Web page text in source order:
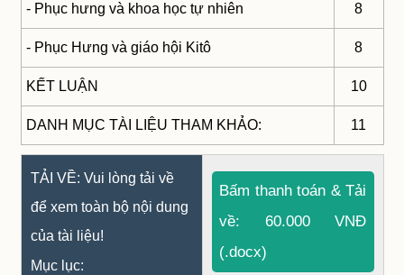
- Phục hưng và khoa học tự nhiên 8
- Phục Hưng và giáo hội Kitô 8
KẾT LUẬN 10
DANH MỤC TÀI LIỆU THAM KHẢO: 11
TẢI VỀ: Vui lòng tải về
để xem toàn bộ nội dung
của tài liệu!
Mục lục:
Bấm thanh toán & Tải
về: 60.000 VNĐ
(.docx)